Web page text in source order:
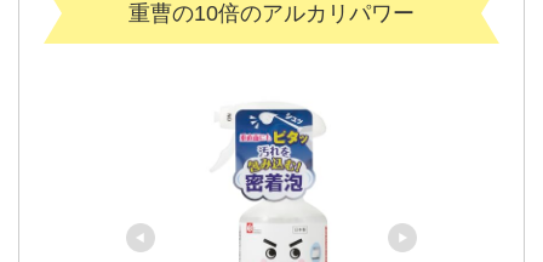
重曹の10倍のアルカリパワー